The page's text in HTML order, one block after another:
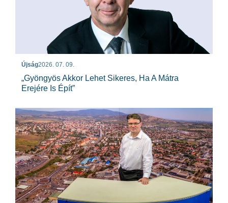
Újság2026. 07. 09.
„Gyöngyös Akkor Lehet Sikeres, Ha A Mátra
Erejére Is Épít”